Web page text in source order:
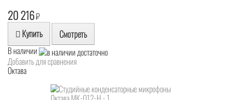
20 216₽
Купить Смотреть
В наличии
Добавить для сравнения
Октава